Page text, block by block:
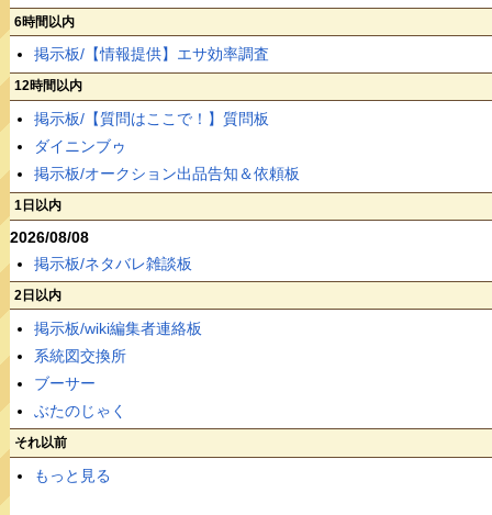
6時間以内
掲示板/【情報提供】エサ効率調査
12時間以内
掲示板/【質問はここで！】質問板
ダイニンブゥ
掲示板/オークション出品告知＆依頼板
1日以内
2026/08/08
掲示板/ネタバレ雑談板
2日以内
掲示板/wiki編集者連絡板
系統図交換所
ブーサー
ぶたのじゃく
それ以前
もっと見る